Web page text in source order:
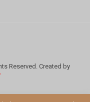
Reserved. Created by